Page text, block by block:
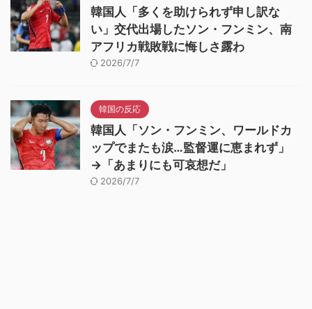
韓国人「多くを助けられず申し訳な
い」交代出場したソン・フンミン、南
アフリカ戦敗戦に悔しさ露わ
2026/7/7
韓国の反応
韓国人「ソン・フンミン、ワールドカ
ップでまたも涙…監督運に恵まれず」
→「あまりにも可哀想だ」
2026/7/7